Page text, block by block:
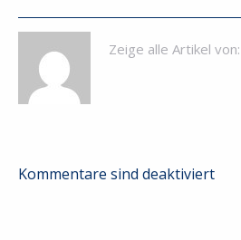
Zeige alle Artikel von:
Kommentare sind deaktiviert